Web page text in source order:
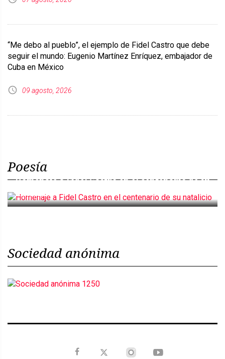
“Me debo al pueblo”, el ejemplo de Fidel Castro que debe
seguir el mundo: Eugenio Martínez Enríquez, embajador de
Cuba en México
09 agosto, 2026
Poesía
Homenaje a Fidel Castro en el centenario de su
natalicio
Sociedad anónima